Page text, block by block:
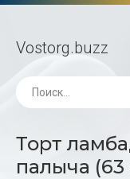
Vostorg.buzz
Торт
палыча (63